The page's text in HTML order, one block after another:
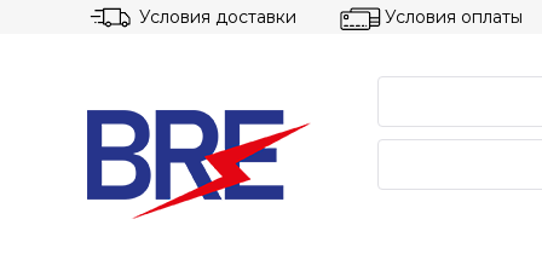
Условия доставки Условия оплаты